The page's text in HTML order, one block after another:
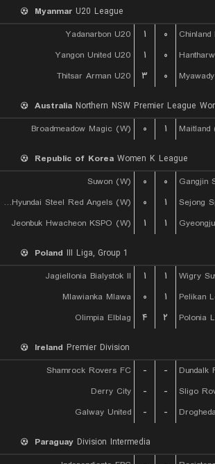
Myanmar U20 League
Yadanarbon U20
۱ ۰
Yangon United U20
۱ ۰
Thitsar Arman U20
۳ ۰
Australia Northern NSW Premier League
Broadmeadow Magic (W)
۰ ۱ Maitland
Republic of Korea Women K League
Suwon (W)
۰ ۰
Gangjin
Incheon Hyundai Steel Red Angels (W)
۰ ۱
Sejong
Jeonbuk Hwacheon KSPO (W)
۱ ۱
Poland III Liga, Group 1
Jagiellonia Bialystok II
۱ ۱
Wigry
Mlawianka Mlawa
۰ ۱
Pelikan
Olimpia Elblag
۴ ۲ Polonia
Ireland Premier Division
Shamrock Rovers FC
- -
Dundalk
Derry City
- -
Sligo
Galway United
- -
Paraguay Division Intermedia